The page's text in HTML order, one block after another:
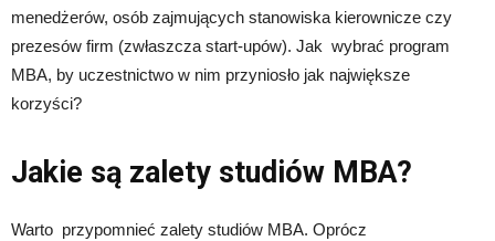
menedżerów, osób zajmujących stanowiska kierownicze czy
prezesów firm (zwłaszcza start-upów). Jak wybrać program
MBA, by uczestnictwo w nim przyniosło jak największe
korzyści?
Jakie są zalety studiów MBA?
Warto przypomnieć zalety studiów MBA. Oprócz